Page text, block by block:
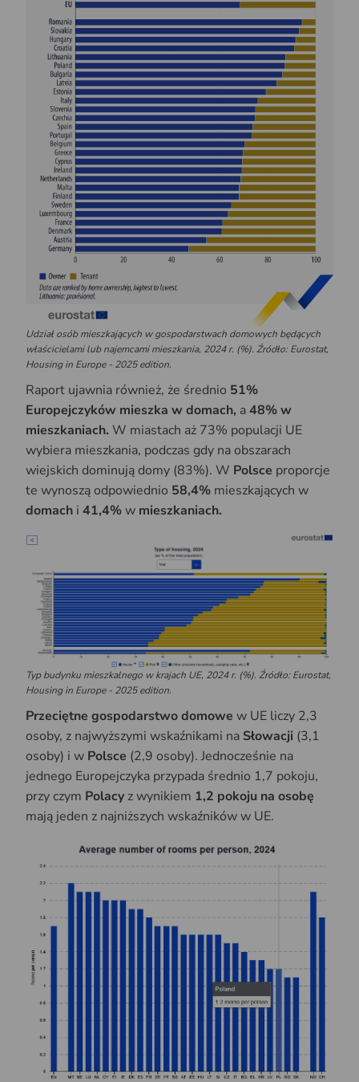
Udział osób mieszkających w gospodarstwach domowych będących
właścicielami lub najemcami mieszkania, 2024 r. (%). Źródło: Eurostat,
Housing in Europe - 2025 edition.
Raport ujawnia również, że średnio 51%
Europejczyków mieszka w domach, a48% w
mieszkaniach. W miastach aż 73% populacji UE
wybiera mieszkania, podczas gdy na obszarach
wiejskich dominują domy (83%). W Polsce proporcje
te wynoszą odpowiednio 58,4% mieszkających w
domach i 41,4%w mieszkaniach.
Typ budynku mieszkalnego w krajach UE, 2024 r. (%). Źródło: Eurostat,
Housing in Europe - 2025 edition.
Przeciętne gospodarstwo domowe w UE liczy 2,3
osoby, z najwyższymi wskaźnikami na Słowacji (3,1
osoby) i w Polsce (2,9 osoby). Jednocześnie na
jednego Europejczyka przypada średnio 1,7 pokoju,
przy czym Polacyz wynikiem 1,2 pokoju na osobę
mają jeden z najniższych wskaźników w UE.